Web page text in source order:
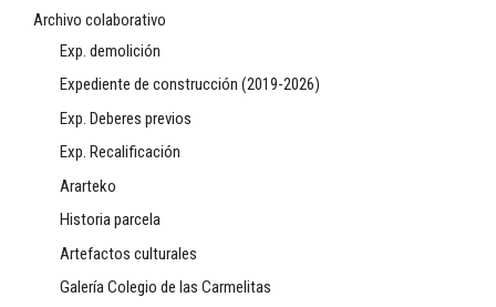
Archivo colaborativo
Exp. demolición
Expediente de construcción (2019-2026)
Exp. Deberes previos
Exp. Recalificación
Ararteko
Historia parcela
Artefactos culturales
Galería Colegio de las Carmelitas